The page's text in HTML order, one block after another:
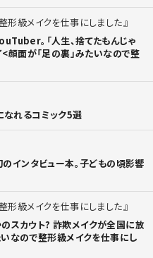
形級メイクを仕事にしました
。「人生、捨てたもんじゃ
顔面が「足の裏」みたいなので整
れるコミック5選
のインタビュー本。子どもの頃影響
形級メイクを仕事にしました
スカウト? 詐欺メイクが全国に放
なので整形級メイクを仕事にし